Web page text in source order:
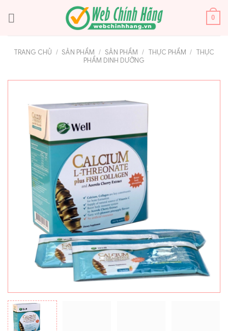
qua
0
TRANG CHỦ / SẢN PHẨM / SẢN PHẨM / THỰC PHẨM / THỰC
PHẨM DINH DƯỠNG